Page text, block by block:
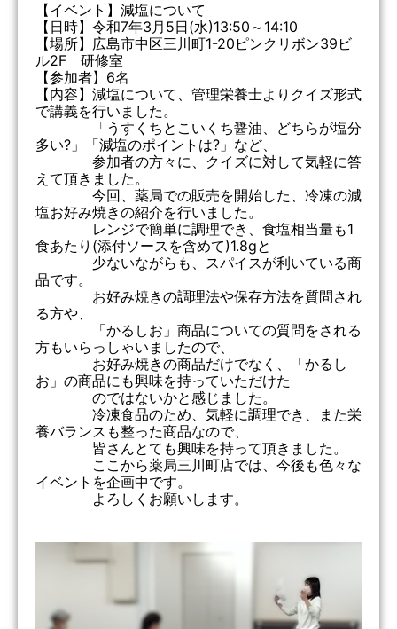
【イベント】減塩について
【日時】令和7年3月5日(水)13:50～14:10
【場所】広島市中区三川町1-20ピンクリボン39ビ
ル2F 研修室
【参加者】6名
【内容】減塩について、管理栄養士よりクイズ形式
で講義を行いました。
「うすくちとこいくち醤油、どちらが塩分
多い?」「減塩のポイントは?」など、
参加者の方々に、クイズに対して気軽に答
えて頂きました。
今回、薬局での販売を開始した、冷凍の減
塩お好み焼きの紹介を行いました。
レンジで簡単に調理でき、食塩相当量も1
食あたり(添付ソースを含めて)1.8gと
少ないながらも、スパイスが利いている商
品です。
お好み焼きの調理法や保存方法を質問され
る方や、
「かるしお」商品についての質問をされる
方もいらっしゃいましたので、
お好み焼きの商品だけでなく、「かるし
お」の商品にも興味を持っていただけた
のではないかと感じました。
冷凍食品のため、気軽に調理でき、また栄
養バランスも整った商品なので、
皆さんとても興味を持って頂きました。
ここから薬局三川町店では、今後も色々な
イベントを企画中です。
よろしくお願いします。